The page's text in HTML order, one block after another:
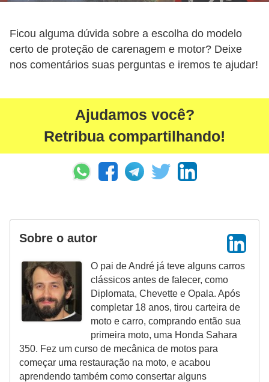
Ficou alguma dúvida sobre a escolha do modelo
certo de proteção de carenagem e motor? Deixe
nos comentários suas perguntas e iremos te ajudar!
Ajudamos você?
Retribua compartilhando!
Sobre o autor
O pai de André já teve alguns carros
clássicos antes de falecer, como
Diplomata, Chevette e Opala. Após
completar 18 anos, tirou carteira de
moto e carro, comprando então sua
primeira moto, uma Honda Sahara
350. Fez um curso de mecânica de motos para
começar uma restauração na moto, e acabou
aprendendo também como consertar alguns
e
l
é
h
í
r
d
o
s